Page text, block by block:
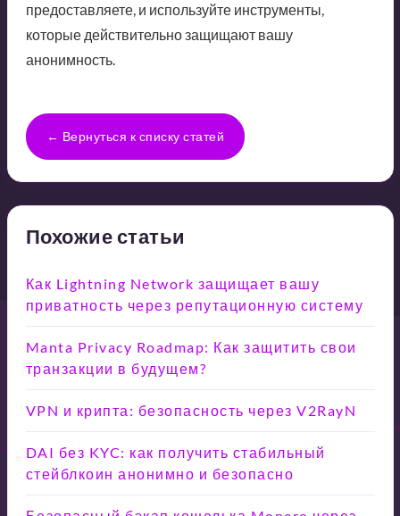
предоставляете, и используйте инструменты,
которые действительно защищают вашу
анонимность.
← Вернуться к списку статей
Похожие статьи
Как Lightning Network защищает вашу
приватность через репутационную систему
Manta Privacy Roadmap: Как защитить свои
транзакции в будущем?
VPN и крипта: безопасность через V2RayN
DAI без KYC: как получить стабильный
стейблкоин анонимно и безопасно